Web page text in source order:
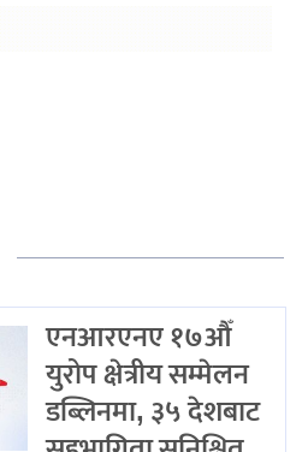
एनआरएनए १७औँ
युरोप क्षेत्रीय सम्मेलन
डब्लिनमा, ३५ देशबाट